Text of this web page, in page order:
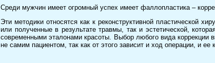
Среди мужчин имеет огромный успех имеет фаллопластика –
Эти методики относятся как к реконструктивной пластической
или полученные в результате травмы, так и эстетической,
современными эталонами красоты. Выбор любого вида коррекции
не самим пациентом, так как от этого зависит и ход операции, и ее